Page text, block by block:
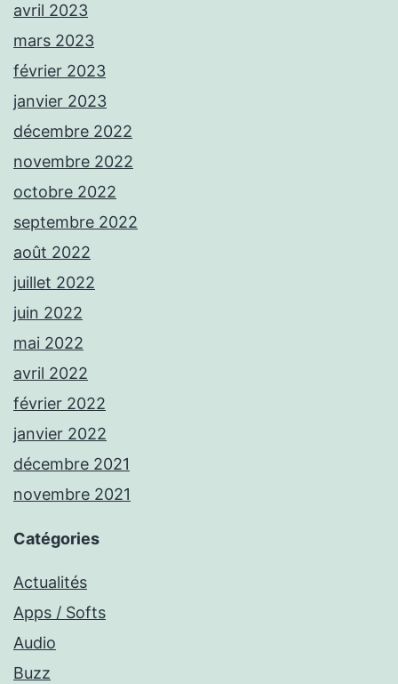
avril 2023
mars 2023
février 2023
janvier 2023
décembre 2022
novembre 2022
octobre 2022
septembre 2022
août 2022
juillet 2022
juin 2022
mai 2022
avril 2022
février 2022
janvier 2022
décembre 2021
novembre 2021
Catégories
Actualités
Apps / Softs
Audio
Buzz